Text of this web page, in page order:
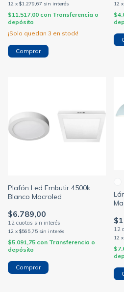
12 x $1.279,67 sin interés
$11.517,00 con Transferencia o
depósito
¡Solo quedan 3 en stock!
12 x
Plafón Led Embutir 4500k
Blanco Macroled
$6.789,00
12 x $565,75 sin interés
$5.091,75 con Transferencia o
depósito
Comprar
12 x